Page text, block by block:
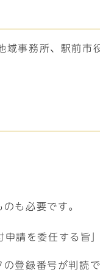
域事務所、駅前市
も必要です。
請を委任する旨
登録番号が判読